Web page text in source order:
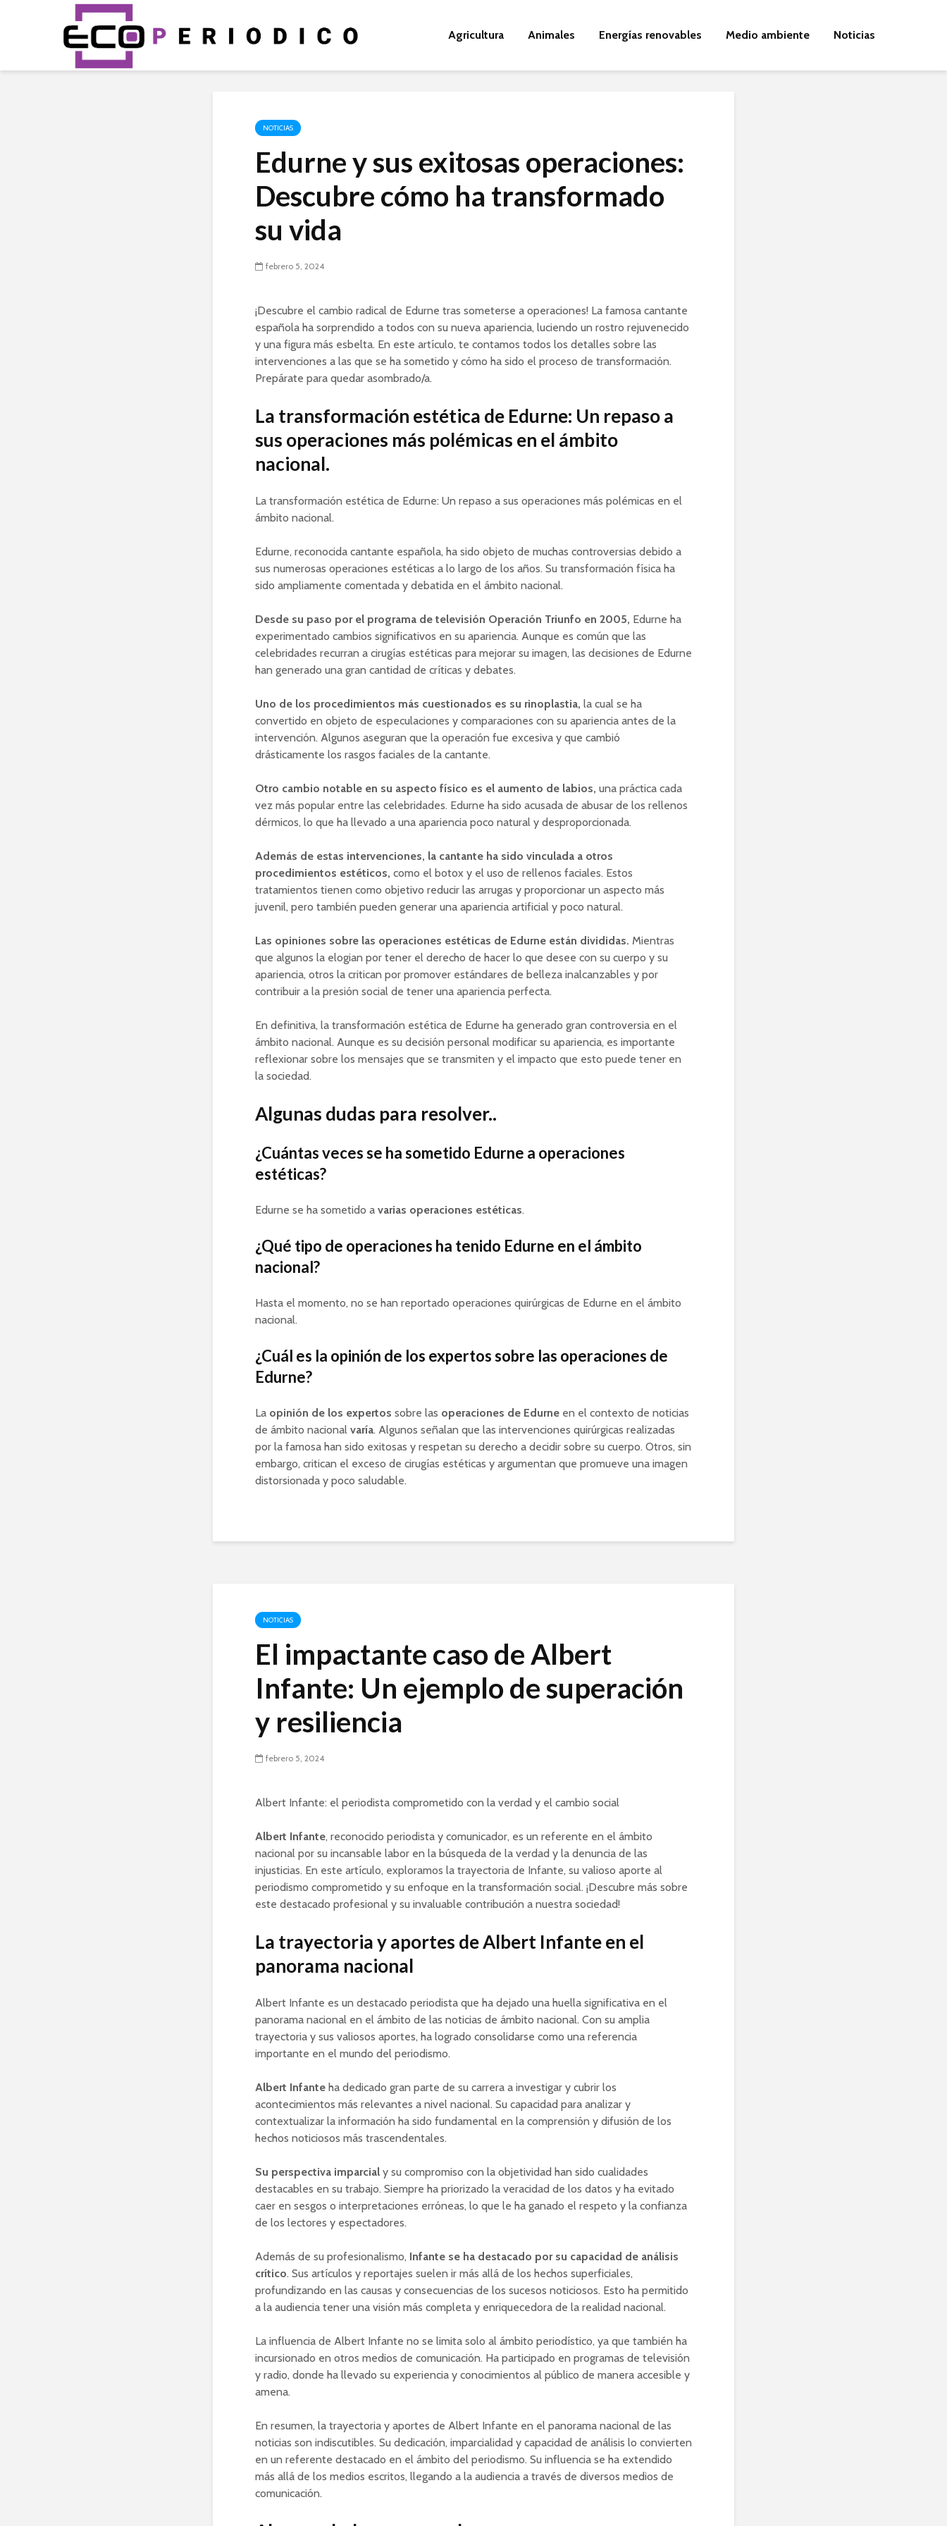
Agricultura Animales Energías renovables Medio ambiente Noticias
NOTICIAS
Edurne y sus exitosas operaciones:
Descubre cómo ha transformado
su vida
febrero 5, 2024
¡Descubre el cambio radical de Edurne tras someterse a operaciones! La famosa cantante
española ha sorprendido a todos con su nueva apariencia, luciendo un rostro rejuvenecido
y una figura más esbelta. En este artículo, te contamos todos los detalles sobre las
intervenciones a las que se ha sometido y cómo ha sido el proceso de transformación.
Prepárate para quedar asombrado/a.
La transformación estética de Edurne: Un repaso a
sus operaciones más polémicas en el ámbito
nacional.
La transformación estética de Edurne: Un repaso a sus operaciones más polémicas en el
ámbito nacional.
Edurne, reconocida cantante española, ha sido objeto de muchas controversias debido a
sus numerosas operaciones estéticas a lo largo de los años. Su transformación física ha
sido ampliamente comentada y debatida en el ámbito nacional.
Desde su paso por el programa de televisión Operación Triunfo en 2005, Edurne ha
experimentado cambios significativos en su apariencia. Aunque es común que las
celebridades recurran a cirugías estéticas para mejorar su imagen, las decisiones de Edurne
han generado una gran cantidad de críticas y debates.
Uno de los procedimientos más cuestionados es su rinoplastia, la cual se ha
convertido en objeto de especulaciones y comparaciones con su apariencia antes de la
intervención. Algunos aseguran que la operación fue excesiva y que cambió
drásticamente los rasgos faciales de la cantante.
Otro cambio notable en su aspecto físico es el aumento de labios, una práctica cada
vez más popular entre las celebridades. Edurne ha sido acusada de abusar de los rellenos
dérmicos, lo que ha llevado a una apariencia poco natural y desproporcionada.
Además de estas intervenciones, la cantante ha sido vinculada a otros
procedimientos estéticos, como el botox y el uso de rellenos faciales. Estos
tratamientos tienen como objetivo reducir las arrugas y proporcionar un aspecto más
juvenil, pero también pueden generar una apariencia artificial y poco natural.
Las opiniones sobre las operaciones estéticas de Edurne están divididas. Mientras
que algunos la elogian por tener el derecho de hacer lo que desee con su cuerpo y su
apariencia, otros la critican por promover estándares de belleza inalcanzables y por
contribuir a la presión social de tener una apariencia perfecta.
En definitiva, la transformación estética de Edurne ha generado gran controversia en el
ámbito nacional. Aunque es su decisión personal modificar su apariencia, es importante
reflexionar sobre los mensajes que se transmiten y el impacto que esto puede tener en
la sociedad.
Algunas dudas para resolver..
¿Cuántas veces se ha sometido Edurne a operaciones
estéticas?
Edurne se ha sometido a varias operaciones estéticas.
¿Qué tipo de operaciones ha tenido Edurne en el ámbito
nacional?
Hasta el momento, no se han reportado operaciones quirúrgicas de Edurne en el ámbito
nacional.
¿Cuál es la opinión de los expertos sobre las operaciones de
Edurne?
La opinión de los expertos sobre las operaciones de Edurne en el contexto de noticias
de ámbito nacional varía. Algunos señalan que las intervenciones quirúrgicas realizadas
por la famosa han sido exitosas y respetan su derecho a decidir sobre su cuerpo. Otros, sin
embargo, critican el exceso de cirugías estéticas y argumentan que promueve una imagen
distorsionada y poco saludable.
NOTICIAS
El impactante caso de Albert
Infante: Un ejemplo de superación
y resiliencia
febrero 5, 2024
Albert Infante: el periodista comprometido con la verdad y el cambio social
Albert Infante, reconocido periodista y comunicador, es un referente en el ámbito
nacional por su incansable labor en la búsqueda de la verdad y la denuncia de las
injusticias. En este artículo, exploramos la trayectoria de Infante, su valioso aporte al
periodismo comprometido y su enfoque en la transformación social. ¡Descubre más sobre
este destacado profesional y su invaluable contribución a nuestra sociedad!
La trayectoria y aportes de Albert Infante en el
panorama nacional
Albert Infante es un destacado periodista que ha dejado una huella significativa en el
panorama nacional en el ámbito de las noticias de ámbito nacional. Con su amplia
trayectoria y sus valiosos aportes, ha logrado consolidarse como una referencia
importante en el mundo del periodismo.
Albert Infante ha dedicado gran parte de su carrera a investigar y cubrir los
acontecimientos más relevantes a nivel nacional. Su capacidad para analizar y
contextualizar la información ha sido fundamental en la comprensión y difusión de los
hechos noticiosos más trascendentales.
Su perspectiva imparcial y su compromiso con la objetividad han sido cualidades
destacables en su trabajo. Siempre ha priorizado la veracidad de los datos y ha evitado
caer en sesgos o interpretaciones erróneas, lo que le ha ganado el respeto y la confianza
de los lectores y espectadores.
Además de su profesionalismo, Infante se ha destacado por su capacidad de análisis
crítico. Sus artículos y reportajes suelen ir más allá de los hechos superficiales,
profundizando en las causas y consecuencias de los sucesos noticiosos. Esto ha permitido
a la audiencia tener una visión más completa y enriquecedora de la realidad nacional.
La influencia de Albert Infante no se limita solo al ámbito periodístico, ya que también ha
incursionado en otros medios de comunicación. Ha participado en programas de televisión
y radio, donde ha llevado su experiencia y conocimientos al público de manera accesible y
amena.
En resumen, la trayectoria y aportes de Albert Infante en el panorama nacional de las
noticias son indiscutibles. Su dedicación, imparcialidad y capacidad de análisis lo convierten
en un referente destacado en el ámbito del periodismo. Su influencia se ha extendido
más allá de los medios escritos, llegando a la audiencia a través de diversos medios de
comunicación.